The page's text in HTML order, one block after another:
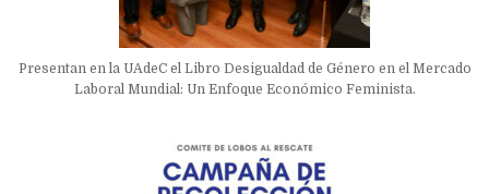
Presentan en la UAdeC el Libro Desigualdad de Género en el Mercado
Laboral Mundial: Un Enfoque Económico Feminista.